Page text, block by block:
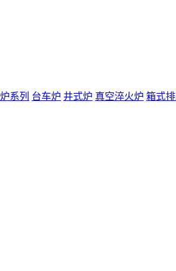
系列 台车炉 井式炉 真空淬火炉 箱式